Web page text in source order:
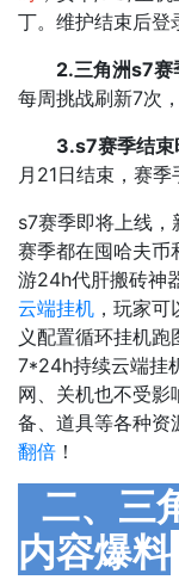
丁。维护结束后登
2.三角洲s7赛
每周挑战刷新7次
3.s7赛季结束
月21日结束，赛季
s7赛季即将上线
赛季都在囤哈夫币
游24h代肝搬砖神
云端挂机 ，玩家
义配置循环挂机
7*24h持续云端挂
网、关机也不受影
备、道具等各种资
翻倍 ！
二、三
内容爆料